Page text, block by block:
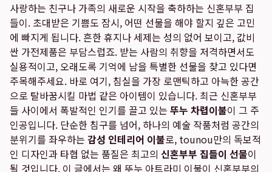
사랑하는 친구나 가족의 새로운 시작을 축하하는 신혼부부 집
들이. 초대받은 기쁨도 잠시, 어떤 선물을 해야 할지 깊은 고민
에 빠지게 됩니다. 흔한 휴지나 세제는 성의 없어 보이고, 값비
싼 가전제품은 부담스럽죠. 받는 사람의 취향을 저격하면서도
실용적이고, 오래도록 기억에 남을 특별한 선물을 찾고 있다면
주목해주세요. 바로 여기, 침실을 가장 로맨틱하고 아늑한 공간
으로 탈바꿈시킬 마법 같은 아이템이 있습니다. 최근 신혼부부
들 사이에서 폭발적인 인기를 끌고 있는 뚜누 차렵이불이 그 주
인공입니다. 단순한 침구를 넘어, 하나의 예술 작품처럼 공간의
분위기를 좌우하는 감성 인테리어 이불로, tounou만의 독보적
인 디자인과 타협 없는 품질은 최고의 신혼부부 집들이 선물이
될 것입니다. 이 글에서는 왜 뚜누 아트라미 이불이 신혼부부의